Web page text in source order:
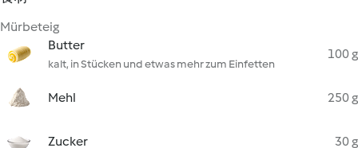
Mürbeteig
Butter
kalt, in Stücken und etwas mehr zum Einfetten
100 g
Mehl 250 g
Zucker 30 g